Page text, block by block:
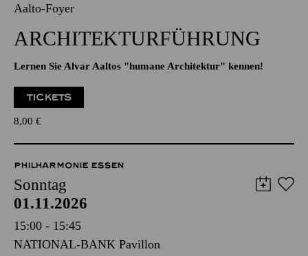
01.11.2026
13:00 - 14:30
Lernen Sie Alvar Aaltos "humane Architektur" kennen!
8,00 €
PHILHARMONIE ESSEN
Sonntag
01.11.2026